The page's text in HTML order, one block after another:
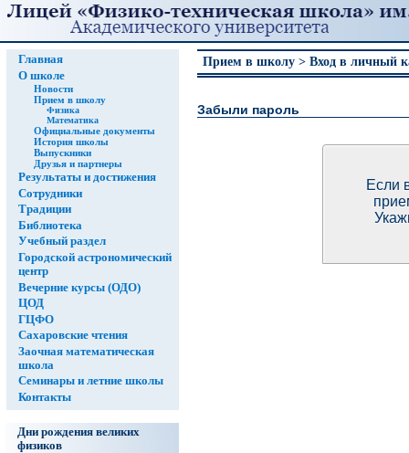
Главная
О школе
Новости
Прием в школу
Физика
Математика
Официальные документы
История школы
Выпускники
Друзья и партнеры
Результаты и достижения
Сотрудники
Традиции
Библиотека
Учебный раздел
Городской астрономический
центр
Вечерние курсы (ОДО)
ЦОД
ГЦФО
Сахаровские чтения
Заочная математическая
школа
Семинары и летние школы
Контакты
Дни рождения великих
физиков
Прием в школу > Вход в личный
Забыли пароль
Если